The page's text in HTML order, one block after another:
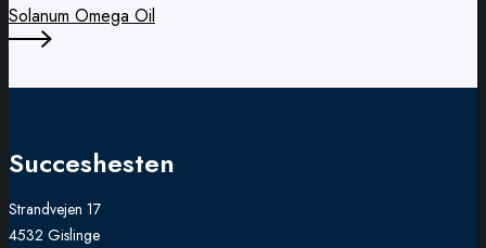
Solanum Omega Oil
Succeshesten
Strandvejen 17
4532 Gislinge